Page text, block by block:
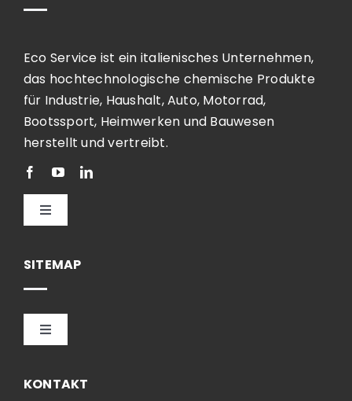
Eco Service ist ein italienisches Unternehmen,
das hochtechnologische chemische Produkte
für Industrie, Haushalt, Auto, Motorrad,
Bootssport, Heimwerken und Bauwesen
herstellt und vertreibt.
Toggle
SITEMAP
Toggle
KONTAKT